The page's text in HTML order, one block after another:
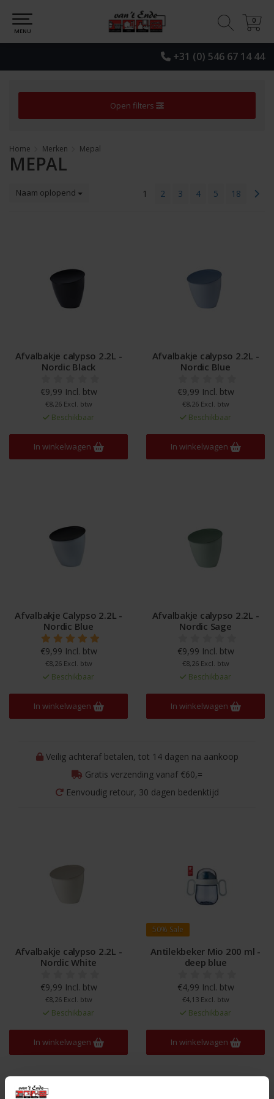
+31 (0) 546 67 14 44
0
0
MENU
Open filters
Home Merken Mepal
MEPAL
Naam oplopend 1 2 3 4 5 18
Afvalbakje calypso 2.2L -
Nordic Black
€9,99 Incl. btw
€8,26 Excl. btw
Beschikbaar
In winkelwagen
Afvalbakje calypso 2.2L -
Nordic Blue
€9,99 Incl. btw
€8,26 Excl. btw
Beschikbaar
In winkelwagen
Afvalbakje Calypso 2.2L -
Nordic Blue
€9,99 Incl. btw
€8,26 Excl. btw
Beschikbaar
In winkelwagen
Afvalbakje calypso 2.2L -
Nordic Sage
€9,99 Incl. btw
€8,26 Excl. btw
Beschikbaar
In winkelwagen
Veilig achteraf betalen, tot 14 dagen na aankoop
Gratis verzending vanaf €60,=
Eenvoudig retour, 30 dagen bedenktijd
Afvalbakje calypso 2.2L -
Nordic White
€9,99 Incl. btw
€8,26 Excl. btw
Beschikbaar
In winkelwagen
50% Sale
Antilekbeker Mio 200 ml -
deep blue
€4,99 Incl. btw
€4,13 Excl. btw
Beschikbaar
In winkelwagen